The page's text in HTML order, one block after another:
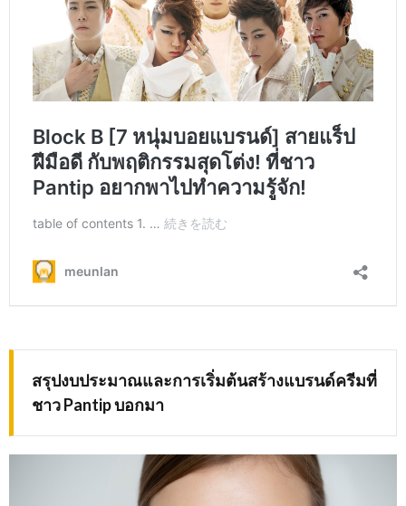
สรุปงบประมาณและการเริ่มต้นสร้างแบรนด์ครีมที่
ชาว Pantip บอกมา